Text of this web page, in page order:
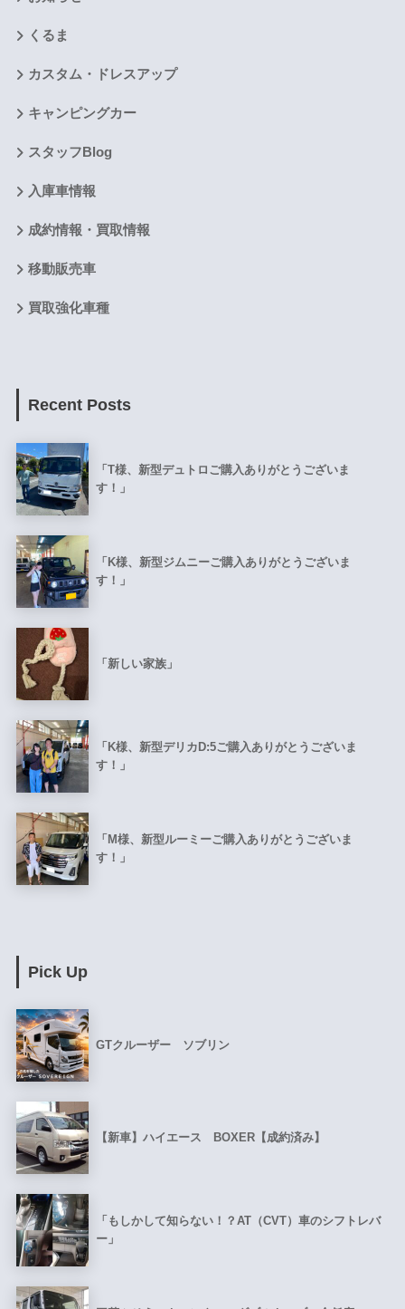
くるま
カスタム・ドレスアップ
キャンピングカー
スタッフBlog
入庫車情報
成約情報・買取情報
移動販売車
買取強化車種
Recent Posts
「T様、新型デュトロご購入ありがとうございま
す！」
「K様、新型ジムニーご購入ありがとうございま
す！」
「新しい家族」
「K様、新型デリカD:5ご購入ありがとうございま
す！」
「M様、新型ルーミーご購入ありがとうございま
す！」
Pick Up
GTクルーザー ソブリン
【新車】ハイエース BOXER【成約済み】
「もしかして知らない！？AT（CVT）車のシフトレバ
ー」